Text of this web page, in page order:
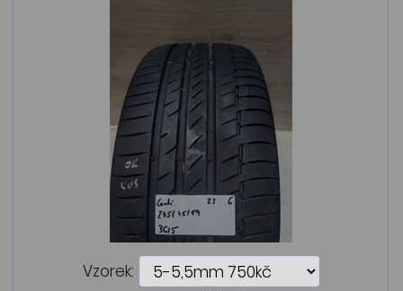
Vzorek: